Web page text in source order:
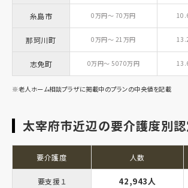
糸島市 0万円～ 70万円
那珂川町 0万円～ 21万円
志免町 0万円～ 5070万円
※老人ホーム相談プラザに掲載中のプランの中央値を記載
太宰府市近辺の要介護度別
要介護度 人数
要支援１ 42,943人